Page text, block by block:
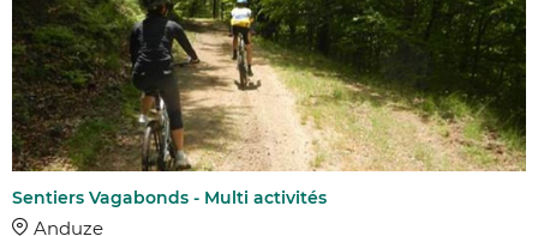
Sentiers Vagabonds - Multi activités
Anduze